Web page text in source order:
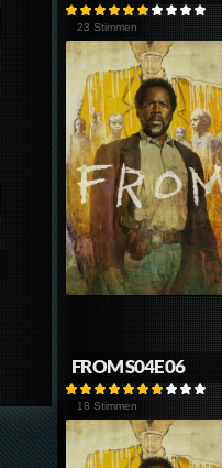
23 Stimmen
FROM S04E06
18 Stimmen